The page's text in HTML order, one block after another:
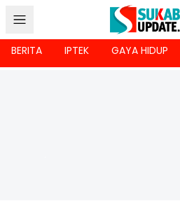
BERITA IPTEK GAYA HIDUP